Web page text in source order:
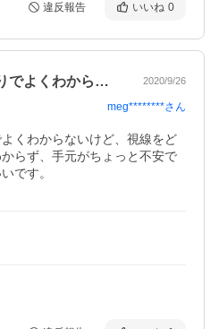
違反報告 いいね 0
まだ、使い始めたばかりでよくわからない… 2020/9/26
meg********さん
くわからないけど、視線をど
らず、手元がちょっと不安で
です。